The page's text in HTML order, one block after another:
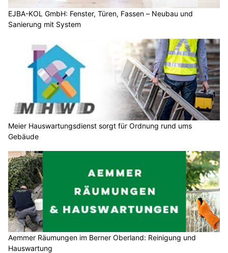
EJBA-KOL GmbH: Fenster, Türen, Fassen – Neubau und
Sanierung mit System
Meier Hauswartungsdienst sorgt für Ordnung rund ums
Gebäude
Aemmer Räumungen im Berner Oberland: Reinigung und
Hauswartung